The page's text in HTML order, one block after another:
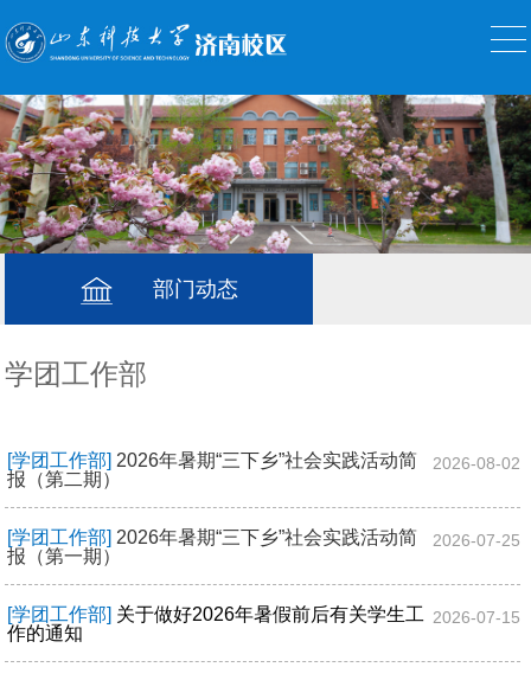
部门动态
学团工作部
[学团工作部] 2026年暑期“三下乡”社会实践活动简
报（第二期）
2026-08-02
[学团工作部] 2026年暑期“三下乡”社会实践活动简
报（第一期）
2026-07-25
[学团工作部] 关于做好2026年暑假前后有关学生工
作的通知
2026-07-15